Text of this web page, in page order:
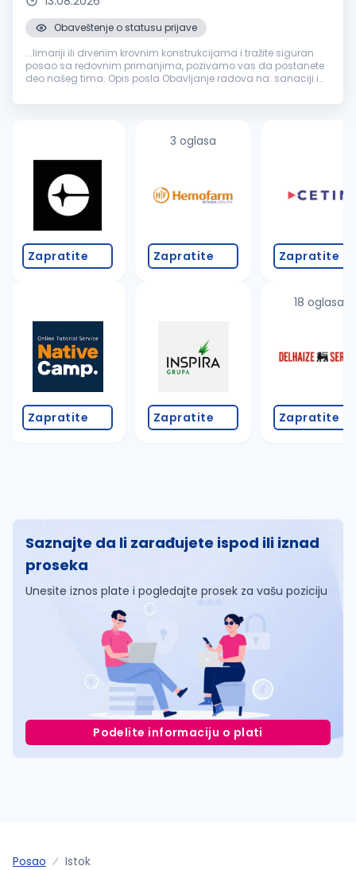
Obaveštenje o statusu prijave
...limariji ili drvenim krovnim konstrukcijama i tražite siguran
posao sa redovnim primanjima, pozivamo vas da postanete
deo našeg tima. Opis posla Obavljanje radova na: sanaciji i
zameni oluka...
Zapratite
Zapratite
3 oglasa
Zapratite
Zapratite
Zapratite
18 oglasa
Zapratite
Saznajte da li zarađujete ispod ili iznad
proseka
Unesite iznos plate i pogledajte prosek za vašu poziciju
Podelite informaciju o plati
Posao Istok